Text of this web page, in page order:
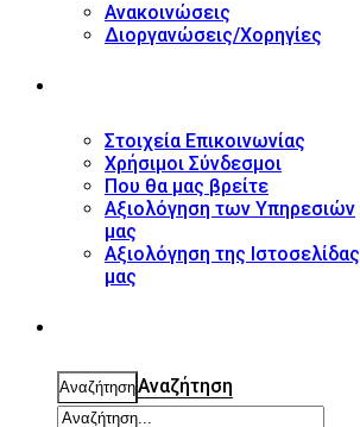
Ανακοινώσεις
Διοργανώσεις/Χορηγίες
Στοιχεία Επικοινωνίας
Χρήσιμοι Σύνδεσμοι
Που θα μας βρείτε
Αξιολόγηση των Υπηρεσιών
μας
Αξιολόγηση της Ιστοσελίδας
μας
ΑναζήτησηΑναζήτηση